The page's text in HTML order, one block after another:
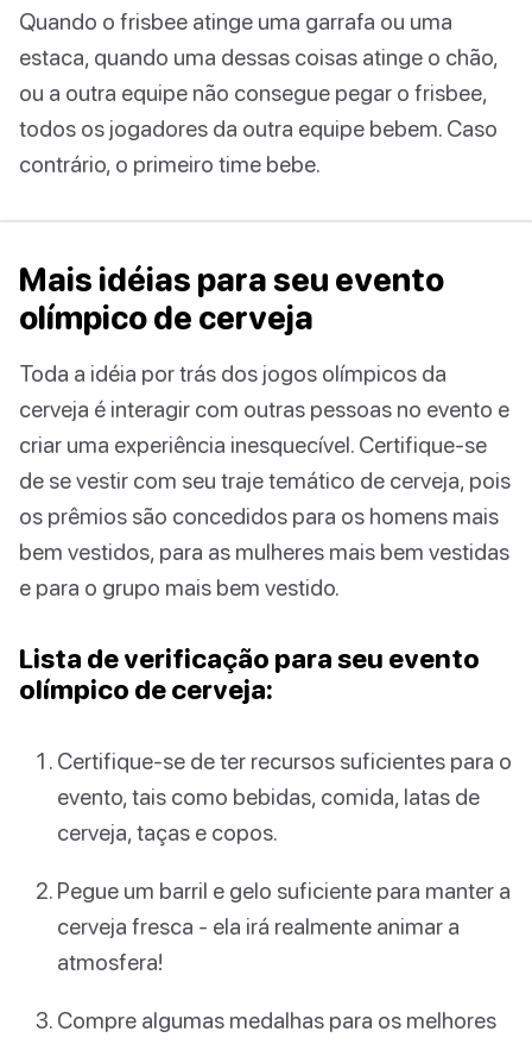
Quando o frisbee atinge uma garrafa ou uma
estaca, quando uma dessas coisas atinge o chão,
ou a outra equipe não consegue pegar o frisbee,
todos os jogadores da outra equipe bebem. Caso
contrário, o primeiro time bebe.
Mais idéias para seu evento
olímpico de cerveja
Toda a idéia por trás dos jogos olímpicos da
cerveja é interagir com outras pessoas no evento e
criar uma experiência inesquecível. Certifique-se
de se vestir com seu traje temático de cerveja, pois
os prêmios são concedidos para os homens mais
bem vestidos, para as mulheres mais bem vestidas
e para o grupo mais bem vestido.
Lista de verificação para seu evento
olímpico de cerveja:
Certifique-se de ter recursos suficientes para o
evento, tais como bebidas, comida, latas de
cerveja, taças e copos.
Pegue um barril e gelo suficiente para manter a
cerveja fresca - ela irá realmente animar a
atmosfera!
Compre algumas medalhas para os melhores